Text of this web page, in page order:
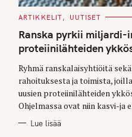
C
T
E
G
O
I
E
S
ARTIKKELIT UUTISET
Ranska pyrkii miljardi-
proteiinilähteiden
Ryhmä ranskalaisyhtiöitä
rahoituksesta ja toimista,
uusien proteiinilähteiden
Ohjelmassa ovat niin kasvi-ja
Lue lisää